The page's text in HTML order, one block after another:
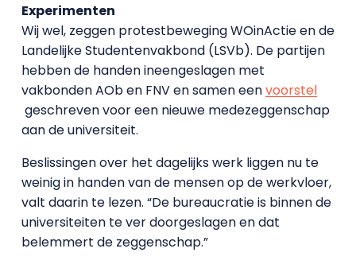
Experimenten
Wij wel, zeggen protestbeweging WOinActie en de
Landelijke Studentenvakbond (LSVb). De partijen
hebben de handen ineengeslagen met
vakbonden AOb en FNV en samen eenvoorstel
geschreven voor een nieuwe medezeggenschap
aan de universiteit.
Beslissingen over het dagelijks werk liggen nu te
weinig in handen van de mensen op de werkvloer,
valt daarin te lezen. “De bureaucratie is binnen de
universiteiten te ver doorgeslagen en dat
belemmert de zeggenschap.”